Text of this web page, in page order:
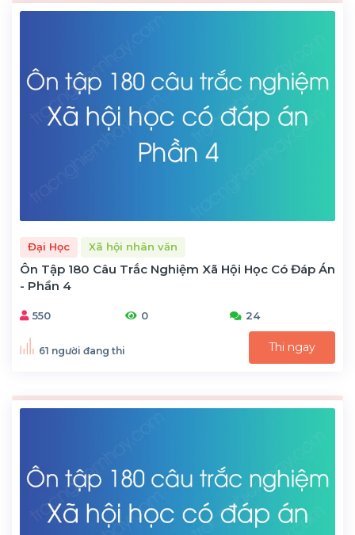
Đại Học Xã hội nhân văn
Ôn Tập 180 Câu Trắc Nghiệm Xã Hội Học Có Đáp Án
- Phần 4
550 0 24
61 người đang thi Thi ngay